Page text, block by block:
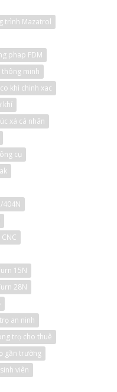
trình Mazatrol
phap FDM
minh
khi chinh xac
khí
xá cá nhân
cụ
404N
15N
28N
an ninh
trọ cho thuê
gần trường
viên